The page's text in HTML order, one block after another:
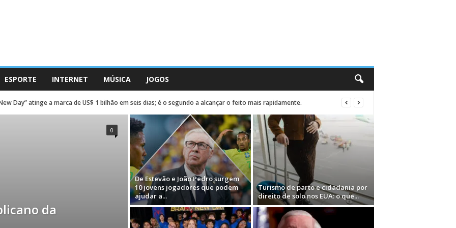
ESPORTE INTERNET MÚSICA JOGOS
Day” atinge a marca de US$ 1 bilhão em seis dias; é o segundo a alcançar o feito mais rapidamente.
da
0
De Estevão e João Pedro surgem
10 jovens jogadores que podem
ajudar a...
Turismo de parto e cidadania por
direito de solo nos EUA: o que...